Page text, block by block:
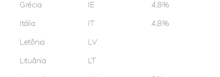
Grécia
IE
4,8%
Itália
IT
4,8%
Letônia
LV
Lituânia
LT